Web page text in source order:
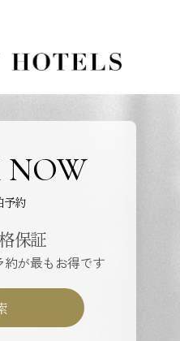
NOW
予約
保証
が最もお得です